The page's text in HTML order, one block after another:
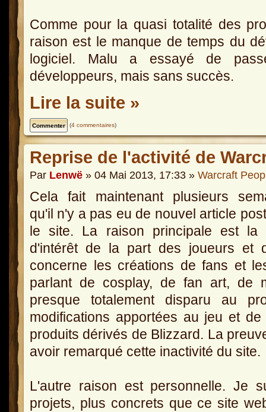
Comme pour la quasi totalité des
raison est le manque de temps du
logiciel. Malu a essayé de
développeurs, mais sans succès.
Lire la suite »
(4 commentaires)
Reprise de l'activité de
Par Lenwë » 04 Mai 2013, 17:33 » Warcraft
Cela fait maintenant plusieurs
qu'il n'y a pas eu de nouvel article
le site. La raison principale est la
d'intérêt de la part des joueurs et
concerne les créations de fans et
parlant de cosplay, de fan art, de
presque totalement disparu au
modifications apportées au jeu et
produits dérivés de Blizzard. La
avoir remarqué cette inactivité du site.
L'autre raison est personnelle. Je
projets, plus concrets que ce site